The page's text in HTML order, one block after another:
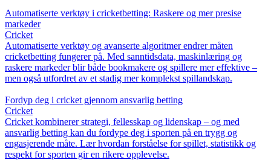
Automatiserte verktøy i cricketbetting: Raskere og mer presise
markeder
Cricket
Automatiserte verktøy og avanserte algoritmer endrer måten
cricketbetting fungerer på. Med sanntidsdata, maskinlæring og
raskere markeder blir både bookmakere og spillere mer effektive –
men også utfordret av et stadig mer komplekst spillandskap.
Fordyp deg i cricket gjennom ansvarlig betting
Cricket
Cricket kombinerer strategi, fellesskap og lidenskap – og med
ansvarlig betting kan du fordype deg i sporten på en trygg og
engasjerende måte. Lær hvordan forståelse for spillet, statistikk og
respekt for sporten gir en rikere opplevelse.